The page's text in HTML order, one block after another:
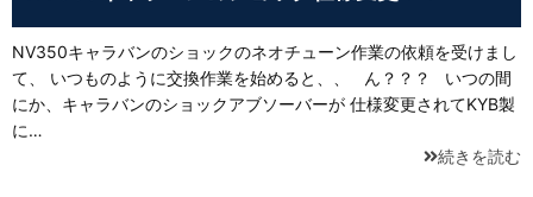
NV350キャラバンのショックのネオチューン作業の依頼を受けまし
て、 いつものように交換作業を始めると、、 ん？？？ いつの間
にか、キャラバンのショックアブソーバーが 仕様変更されてKYB製
に…
続きを読む